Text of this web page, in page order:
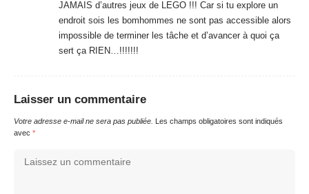
JAMAIS d’autres jeux de LEGO !!! Car si tu explore un
endroit sois les bomhommes ne sont pas accessible alors
impossible de terminer les tâche et d’avancer à quoi ça
sert ça RIEN…!!!!!!!
Laisser un commentaire
Votre adresse e-mail ne sera pas publiée. Les champs obligatoires sont indiqués
avec *